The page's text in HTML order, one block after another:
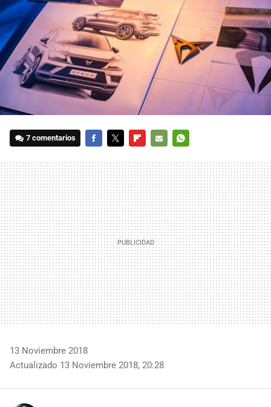
7 comentarios
MAIL
13 Noviembre 2018
Actualizado 13 Noviembre 2018, 20:28